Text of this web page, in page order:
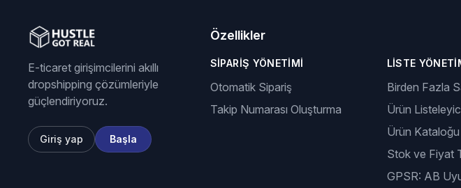
E-ticaret girişimcilerini akıllı
dropshipping çözümleriyle
güçlendiriyoruz.
Giriş yap Başla
Özellikler
SIPARIŞ YÖNETIMI
Otomatik Sipariş
Takip Numarası Oluşturma
LISTE
Birden Fazla
Ürün
Ürün Kataloğu
Stok ve Fiyat
GPSR: AB